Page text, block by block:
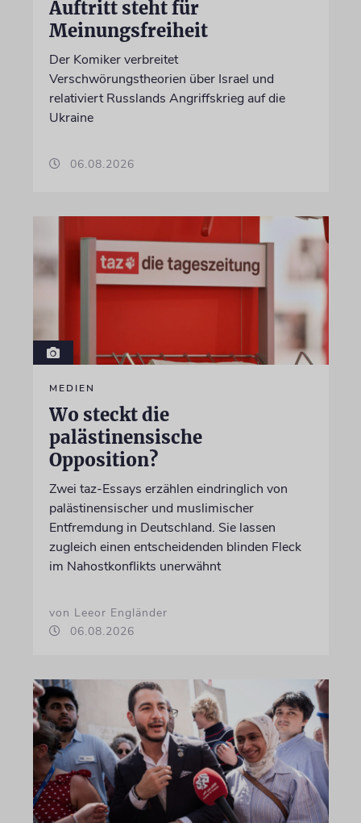
Auftritt steht für
Meinungsfreiheit
Der Komiker verbreitet
Verschwörungstheorien über Israel und
relativiert Russlands Angriffskrieg auf die
Ukraine
06.08.2026
MEDIEN
Wo steckt die
palästinensische
Opposition?
Zwei taz-Essays erzählen eindringlich von
palästinensischer und muslimischer
Entfremdung in Deutschland. Sie lassen
zugleich einen entscheidenden blinden Fleck
im Nahostkonflikts unerwähnt
von Leeor Engländer
06.08.2026